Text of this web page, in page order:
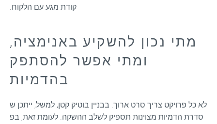
קודת מגע עם הלקוח.
מתי נכון להשקיע באנימציה,
ומתי אפשר להסתפק
בהדמיות
לא כל פרויקט צריך סרט ארוך. בבניין בוטיק קטן, למשל, ייתכן ש
סדרת הדמיות מצוינות תספיק לשלב ההשקה. לעומת זאת, בפ